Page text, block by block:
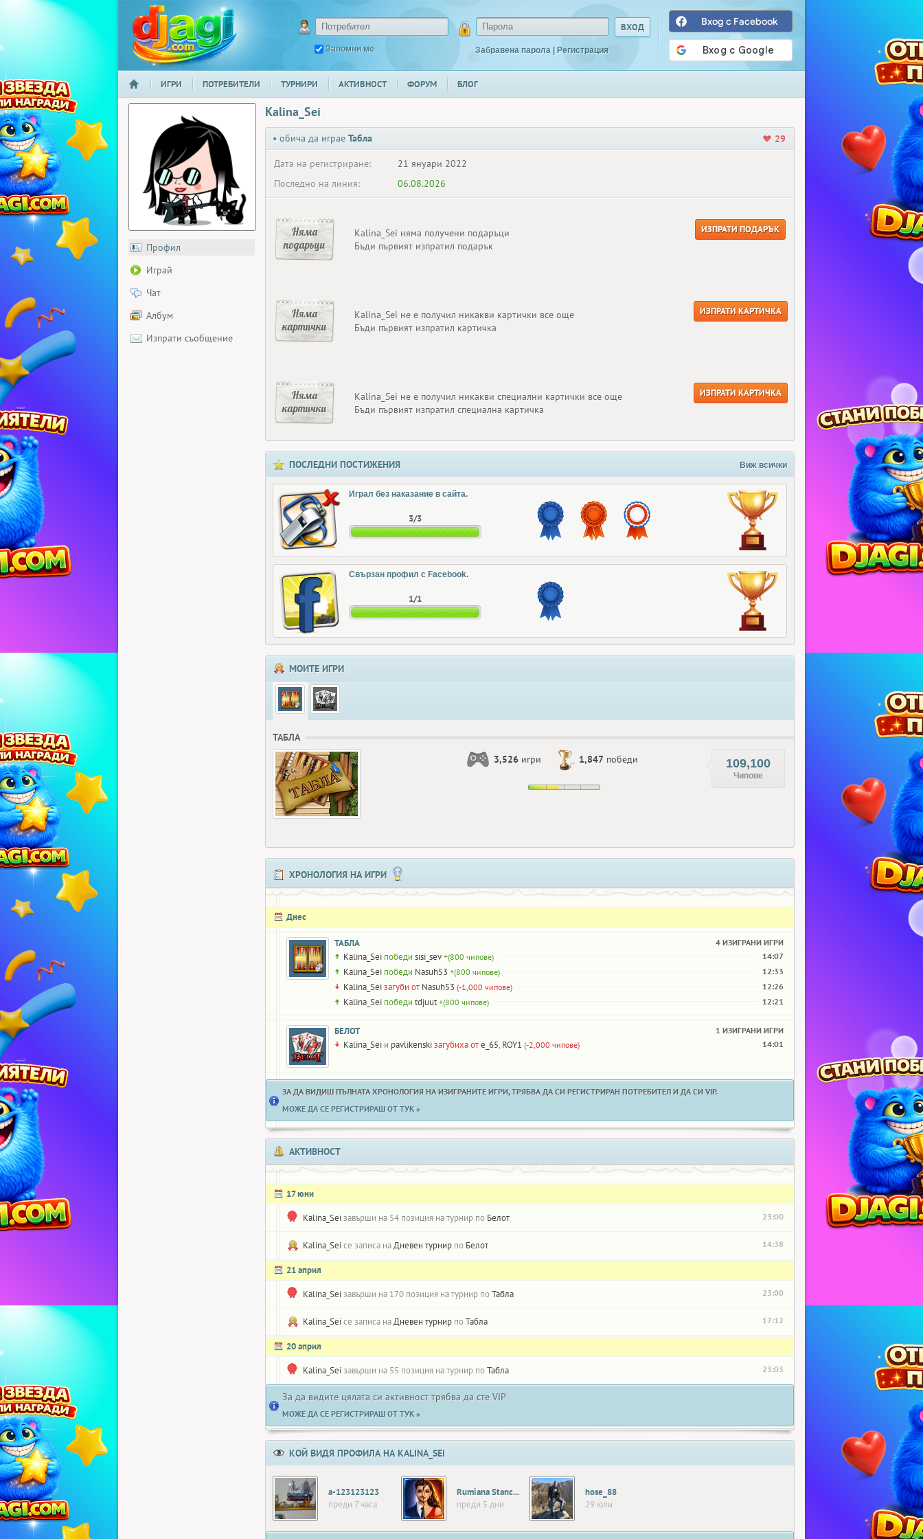
Запомни ме Забравена парола | Регистрация
Вход с Facebook
НАЧАЛО
ИГРИ ПОТРЕБИТЕЛИ ТУРНИРИ АКТИВНОСТ ФОРУМ БЛОГ
Профил
Играй
Чат
Албум
Изпрати съобщение
Kalina_Sei
• обича да играе Табла
29
Дата на регистриране:
21 януари 2022
Последно на линия:
06.08.2026
Няма
подаръци
Kalina_Sei няма получени подаръци
Бъди първият изпратил подарък
ИЗПРАТИ ПОДАРЪК
Няма
картички
Kalina_Sei не е получил никакви картички все още
Бъди първият изпратил картичка
ИЗПРАТИ КАРТИЧКА
Няма
картички
Kalina_Sei не е получил никакви специални картички все още
Бъди първият изпратил специална картичка
ИЗПРАТИ КАРТИЧКА
ПОСЛЕДНИ ПОСТИЖЕНИЯ Виж всички
Играл без наказание в сайта.
3/3
Свързан профил с Facebook.
1/1
МОИТЕ ИГРИ
ТАБЛА
3,526 игри 1,847 победи 109,100
Чипове
ХРОНОЛОГИЯ НА ИГРИ
Днес
ТАБЛА 4 ИЗИГРАНИ ИГРИ
Kalina_Sei победи sisi_sev +(800 чипове) 14:07
Kalina_Sei победи Nasuh53 +(800 чипове) 12:33
Kalina_Seiзагуби от Nasuh53 (-1,000 чипове) 12:26
Kalina_Sei победи tdjuut +(800 чипове) 12:21
БЕЛОТ 1 ИЗИГРАНИ ИГРИ
Kalina_Sei и pavlikenskiзагубиха отe_65, ROY1 (-2,000 чипове) 14:01
ЗА ДА ВИДИШ ПЪЛНАТА ХРОНОЛОГИЯ НА ИЗИГРАНИТЕ ИГРИ, ТРЯБВА ДА СИ РЕГИСТРИРАН ПОТРЕБИТЕЛ И ДА СИ VIP.
МОЖЕ ДА СЕ РЕГИСТРИРАШ ОТ ТУК »
АКТИВНОСТ
17 юни
Kalina_Seiзавърши на 54 позиция на турнир по Белот 23:00
Kalina_Seiсе записа наДневен турнир по Белот 14:38
21 април
Kalina_Seiзавърши на 170 позиция на турнир поТабла 23:00
Kalina_Seiсе записа наДневен турнир поТабла 17:12
20 април
Kalina_Seiзавърши на 55 позиция на турнир поТабла 23:03
За да видите цялата си активност трябва да сте VIP
МОЖЕ ДА СЕ РЕГИСТРИРАШ ОТ ТУК »
КОЙ ВИДЯ ПРОФИЛА НА KALINA_SEI
a-123123123
преди 7 часа
Rumiana Stanceva
преди 5 дни
hose_88
29 юли